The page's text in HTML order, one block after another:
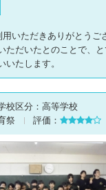
いただきありがとうご
ただいたとのことで、と
いたします。
校区分： 高等学校
祭 評価：